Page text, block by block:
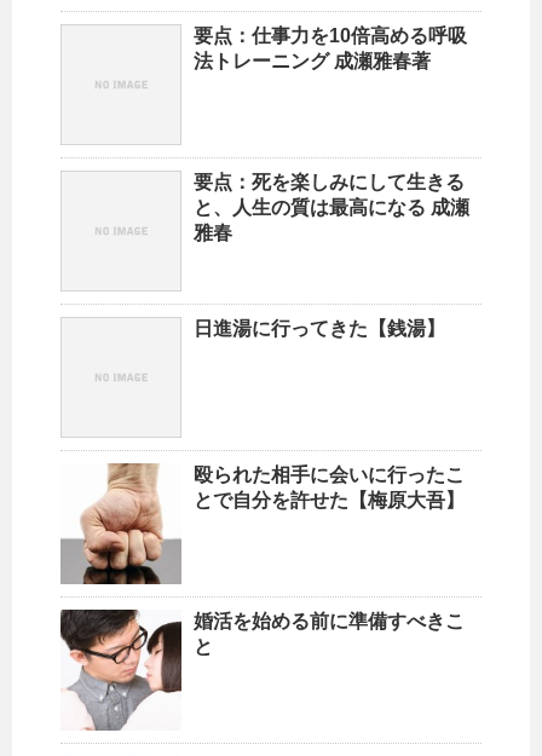
要点：仕事力を10倍高める呼吸
法トレーニング 成瀬雅春著
要点：死を楽しみにして生きる
と、人生の質は最高になる 成瀬
雅春
日進湯に行ってきた【銭湯】
殴られた相手に会いに行ったこ
とで自分を許せた【梅原大吾】
婚活を始める前に準備すべきこ
と